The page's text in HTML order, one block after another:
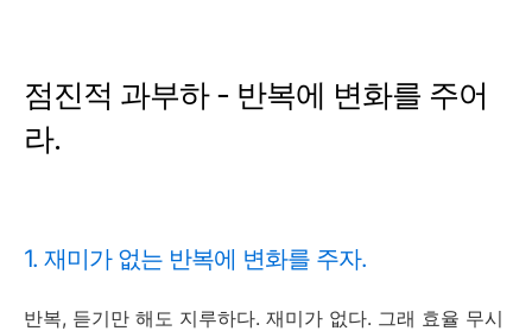
점진적 과부하 - 반복에 변화를 주어
라.
1. 재미가 없는 반복에 변화를 주자.
반복, 듣기만 해도 지루하다. 재미가 없다. 그래 효율 무시